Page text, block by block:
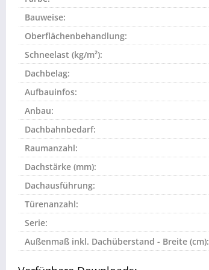
Bauweise:
Oberflächenbehandlung:
Schneelast (kg/m²):
Dachbelag:
Aufbauinfos:
Anbau:
Dachbahnbedarf:
Raumanzahl:
Dachstärke (mm):
Dachausführung:
Türenanzahl:
Serie:
Außenmaß inkl. Dachüberstand - Breite (cm):